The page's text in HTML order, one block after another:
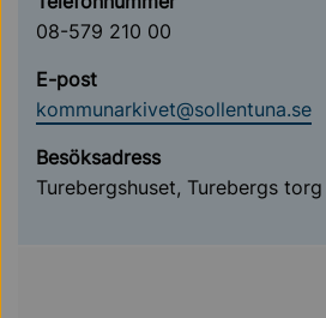
08-579 210 00
E-post
kommunarkivet@sollentuna.se
Besöksadress
Turebergshuset, Turebergs torg